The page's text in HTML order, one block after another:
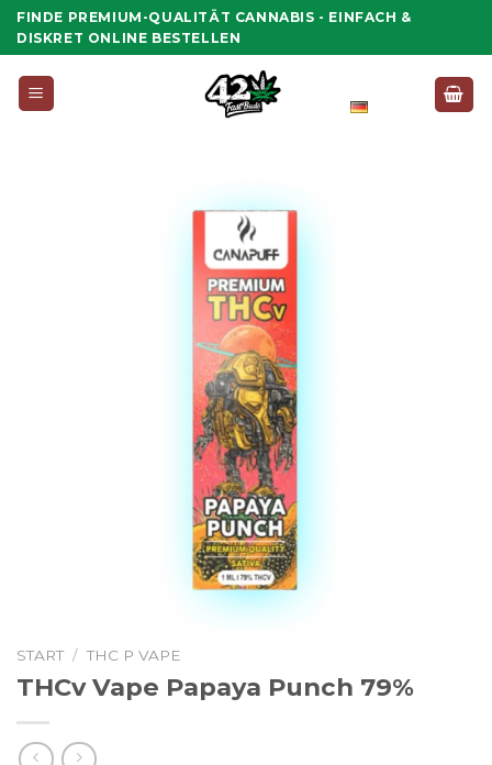
Zum
Inhalt
FINDE PREMIUM-QUALITÄT CANNABIS - EINFACH &
DISKRET ONLINE BESTELLEN
START / THC P VAPE
THCv Vape Papaya Punch 79%